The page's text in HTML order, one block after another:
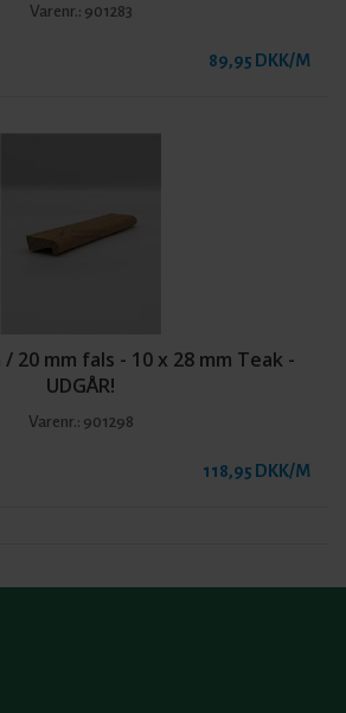
Varenr.: 901283
89,95 DKK/M
20 mm fals - 10 x 28 mm Teak -
UDGÅR!
Varenr.: 901298
118,95 DKK/M